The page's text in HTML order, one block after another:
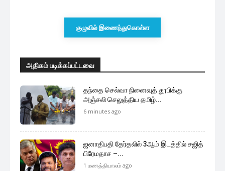
குழுவில் இணைந்துகொள்ள
அதிகம் படிக்கப்பட்டவை
தந்தை செல்வா நினைவுத் தூபிக்கு
அஞ்சலி செலுத்திய தமிழ்...
6 minutes ago
ஜனாதிபதி தேர்தலில் 3ஆம் இடத்தில் சஜித்
பிரேமதாச –...
1 மணத்தியாலம் ago